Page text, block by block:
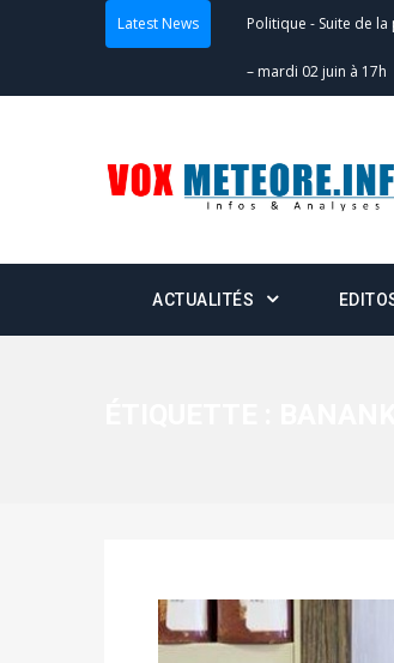
Latest News Politique - Suite de
– mardi 02 juin à 17h
Scrutins :
24h/24 et 7j/7
Actualités - Double
minuit
Actualités
Politique-Double
du 16 au 31 mai 2026
ACTUALITÉS